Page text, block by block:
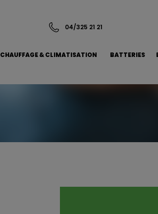
04/325 21 21
CHAUFFAGE & CLIMATISATION BATTERIES